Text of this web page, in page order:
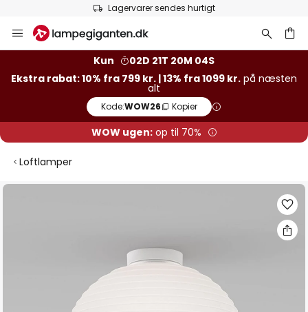
Lagervarer sendes hurtigt
to
Kun
02D 21T 20M 03S
Ekstra rabat: 10% fra 799 kr. | 13% fra 1099 kr. på næsten
alt
Kode:WOW26 Kopier
WOW ugen:op til 70%
Loftlamper
Gå